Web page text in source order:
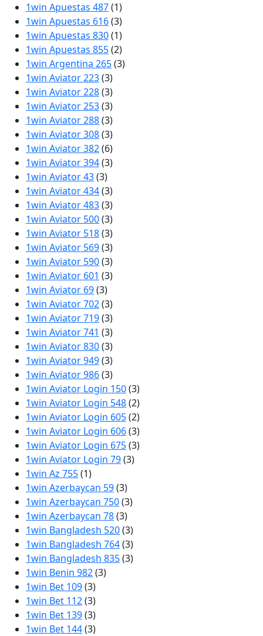
1win Apuestas 487(1)
1win Apuestas 616(3)
1win Apuestas 830(1)
1win Apuestas 855(2)
1win Argentina 265(3)
1win Aviator 223(3)
1win Aviator 228(3)
1win Aviator 253(3)
1win Aviator 288(3)
1win Aviator 308(3)
1win Aviator 382(6)
1win Aviator 394(3)
1win Aviator 43(3)
1win Aviator 434(3)
1win Aviator 483(3)
1win Aviator 500(3)
1win Aviator 518(3)
1win Aviator 569(3)
1win Aviator 590(3)
1win Aviator 601 (3)
1win Aviator 69(3)
1win Aviator 702(3)
1win Aviator 719(3)
1win Aviator 741 (3)
1win Aviator 830(3)
1win Aviator 949(3)
1win Aviator 986(3)
1win Aviator Login 150(3)
1win Aviator Login 548(2)
1win Aviator Login 605(2)
1win Aviator Login 606(3)
1win Aviator Login 675(3)
1win Aviator Login 79(3)
1win Az 755(1)
1win Azerbaycan 59(3)
1win Azerbaycan 750(3)
1win Azerbaycan 78(3)
1win Bangladesh 520(3)
1win Bangladesh 764(3)
1win Bangladesh 835(3)
1win Benin 982(3)
1win Bet 109(3)
1win Bet 112(3)
1win Bet 139(3)
1win Bet 144(3)